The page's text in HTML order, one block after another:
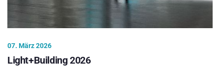
07. März 2026
Light+Building 2026